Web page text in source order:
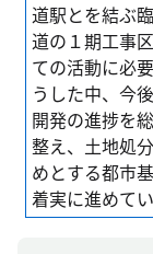
道駅とを結ぶ
道の１期工事
ての活動に必
うした中、今
開発の進捗を
整え、土地処
めとする都市
着実に進めてい